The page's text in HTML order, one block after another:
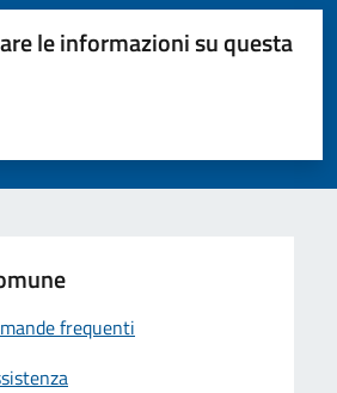
le informazioni su questa
5 stelle su 5
su 5
su 5
5
frequenti